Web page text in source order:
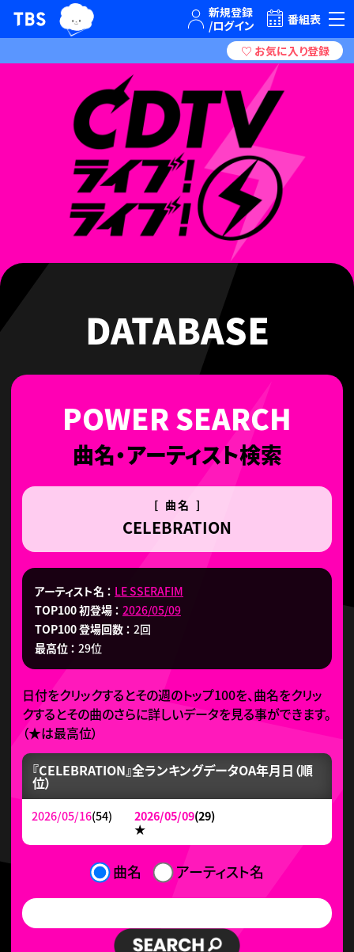
TBSテレビ｜ときめくときを。 番組表
DATABASE
曲名・アーティスト検索
[ 曲名 ]
CELEBRATION
アーティスト名
LE SSERAFIM
TOP100 初登場
2026/05/09
TOP100 登場回数
2回
最高位
29位
日付をクリックするとその週のトップ100を、曲名をクリッ
クするとその曲のさらに詳しいデータを見る事ができます。
（★は最高位）
『CELEBRATION』全ランキングデータOA年月日（順
位）
2026/05/16(54) 2026/05/09(29)
★
曲名 アーティスト名